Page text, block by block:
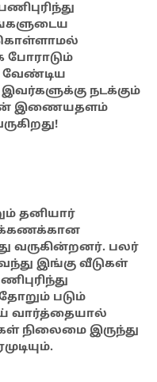
கொள்ளாமல்
போராடும்
வேண்டிய
நடக்கும்
இணையதளம்
தனியார்
வருகின்றனர். பலர்
இங்கு வீடுகள்
படும்
வார்த்தையால்
நிலைமை இருந்து